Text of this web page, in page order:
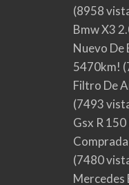
(8958
Bmw X3
Nuevo De
5470km!
Filtro De
(7493
Gsx R
(7480
Mercedes